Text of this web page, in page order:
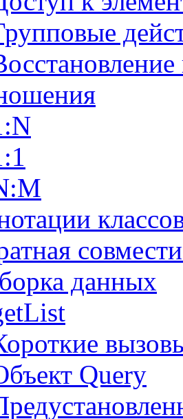
данных
Query